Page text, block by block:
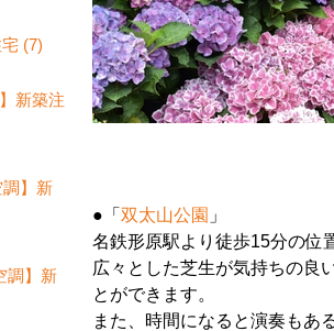
●「 双太山公園 」
名鉄形原駅より徒歩15分の位
広々とした芝生が気持ちの良
とができます。
また、時間になると演奏もあ
(7)
新築注
】新
調】新